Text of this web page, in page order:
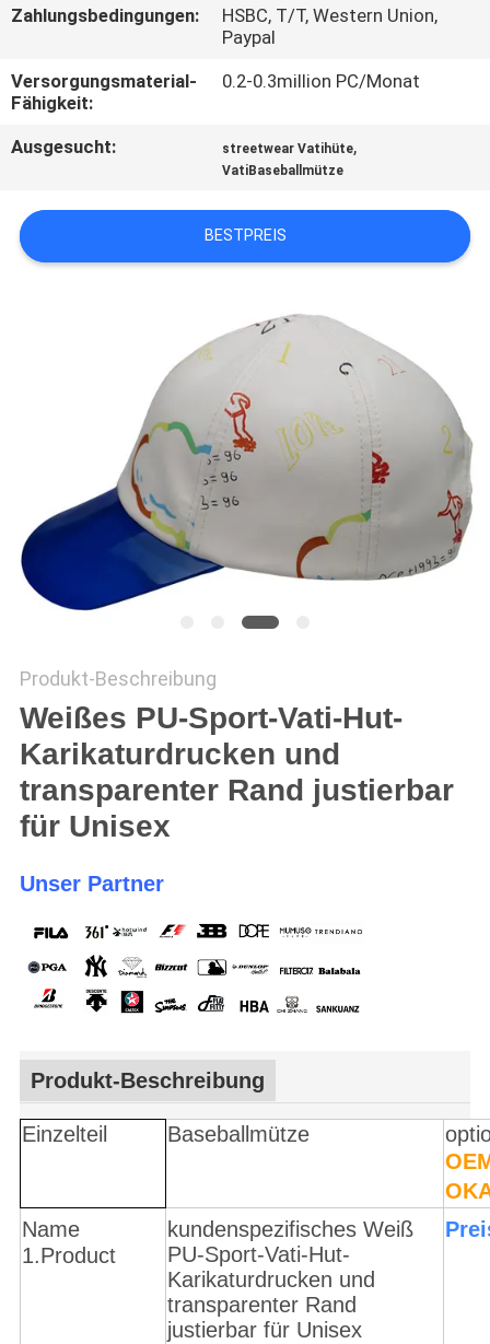
VERBINDUNG
NACHRICHTEN
FÄLLE
Zahlungsbedingungen:
HSBC, T/T, Western Union,
Paypal
Versorgungsmaterial-
Fähigkeit:
0.2-0.3million PC/Monat
Ausgesucht: streetwear Vatihüte,
VatiBaseballmütze
BESTPREIS
Produkt-Beschreibung
Weißes PU-Sport-Vati-Hut-
Karikaturdrucken und
transparenter Rand justierbar
für Unisex
Unser Partner
Produkt-Beschreibung
Einzelteil Baseballmütze
Name
1.Product
kundenspezifisches Weiß
PU-Sport-Vati-Hut-
Karikaturdrucken und
transparenter Rand
justierbar für Unisex